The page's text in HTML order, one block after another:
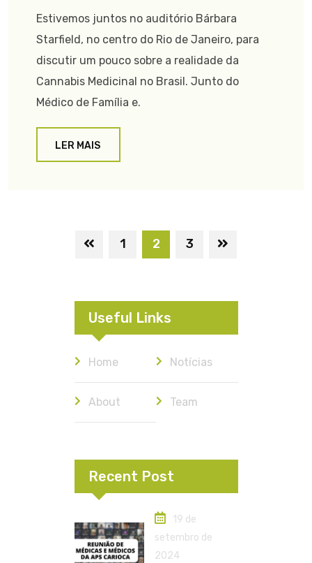
Estivemos juntos no auditório Bárbara
Starfield, no centro do Rio de Janeiro, para
discutir um pouco sobre a realidade da
Cannabis Medicinal no Brasil. Junto do
Médico de Família e.
LER MAIS
1 2 3
Useful Links
Home Notícias
About Team
Recent Post
19 de
setembro de
2024